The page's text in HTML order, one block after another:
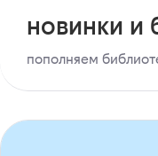
новинки и
пополняем